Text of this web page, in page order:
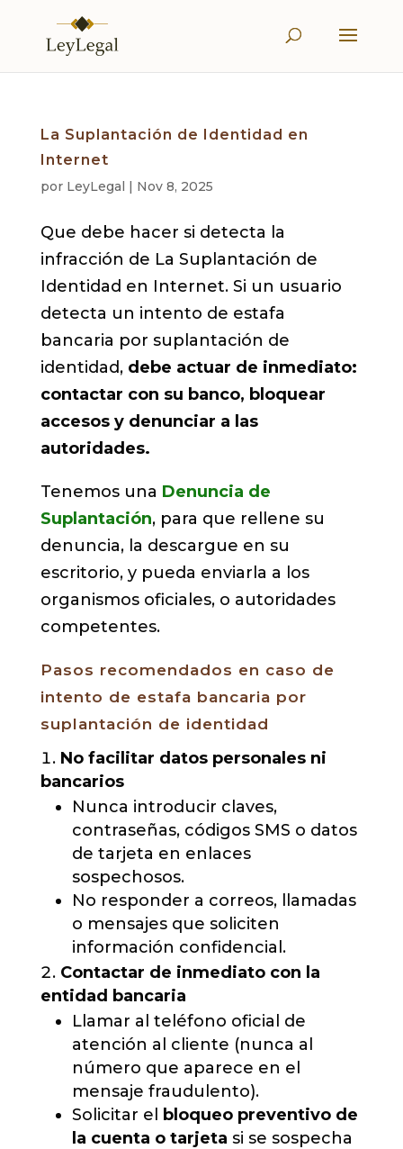
La Suplantación de Identidad en
Internet
por LeyLegal | Nov 8, 2025
Que debe hacer si detecta la
infracción de La Suplantación de
Identidad en Internet. Si un usuario
detecta un intento de estafa
bancaria por suplantación de
identidad, debe actuar de inmediato:
contactar con su banco, bloquear
accesos y denunciar a las
autoridades.
Tenemos una Denuncia de
Suplantación, para que rellene su
denuncia, la descargue en su
escritorio, y pueda enviarla a los
organismos oficiales, o autoridades
competentes.
Pasos recomendados en caso de
intento de estafa bancaria por
suplantación de identidad
No facilitar datos personales ni
bancarios
Nunca introducir claves,
contraseñas, códigos SMS o datos
de tarjeta en enlaces
sospechosos.
No responder a correos, llamadas
o mensajes que soliciten
información confidencial.
Contactar de inmediato con la
entidad bancaria
Llamar al teléfono oficial de
atención al cliente (nunca al
número que aparece en el
mensaje fraudulento).
Solicitar el
bloqueo preventivo de
la cuenta o tarjeta si se sospecha